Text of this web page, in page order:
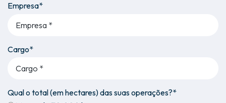
Empresa*
Cargo*
Qual o total (em hectares) das suas operações?*